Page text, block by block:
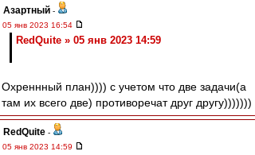
Азартный -
05 янв 2023 16:54
RedQuite » 05 янв 2023 14:59
Охреннный план)))) с учетом что две задачи(а
там их всего две) противоречат друг другу)))))))
RedQuite -
05 янв 2023 14:59